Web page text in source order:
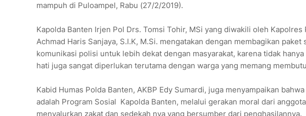
mampuh di Puloampel, Rabu (27/2/2019).
Kapolda Banten Irjen Pol Drs. Tomsi Tohir, MSi yang diwakili oleh
Achmad Haris Sanjaya, S.I.K, M.Si. mengatakan dengan membagikan
komunikasi polisi untuk lebih dekat dengan masyarakat, karena tidak
hati juga sangat diperlukan terutama dengan warga yang memang
Kabid Humas Polda Banten, AKBP Edy Sumardi, juga menyampaikan
adalah Program Sosial Kapolda Banten, melalui gerakan moral dari
menyalurkan zakat dan sedekah nya yang bersumber dari penghasilannya.